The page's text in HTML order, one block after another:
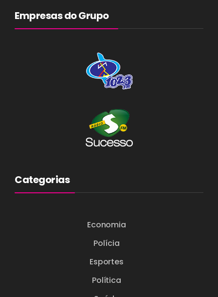
Empresas do Grupo
Categorias
Economia
Polícia
Esportes
Política